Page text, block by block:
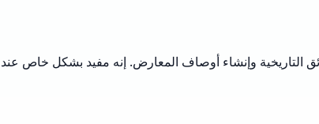
وإنشاء أوصاف المعارض. إنه مفيد بشكل خاص عندما